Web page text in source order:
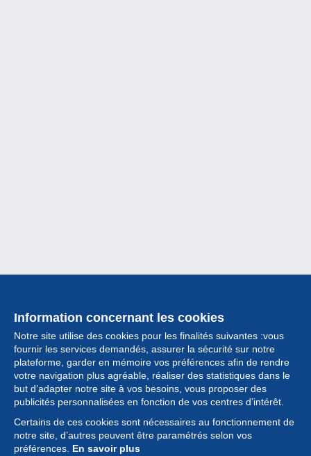
Information concernant les cookies
Notre site utilise des cookies pour les finalités suivantes :vous
fournir les services demandés, assurer la sécurité sur notre
plateforme, garder en mémoire vos préférences afin de rendre
votre navigation plus agréable, réaliser des statistiques dans le
but d’adapter notre site à vos besoins, vous proposer des
publicités personnalisées en fonction de vos centres d’intérêt.
Certains de ces cookies sont nécessaires au fonctionnement de
notre site, d’autres peuvent être paramétrés selon vos
préférences. En savoir plus
Collection
Actualités